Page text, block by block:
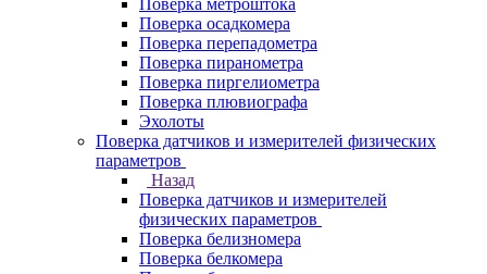
Поверка метроштока
Поверка осадкомера
Поверка перепадометра
Поверка пиранометра
Поверка пиргелиометра
Поверка плювиографа
Эхолоты
Поверка датчиков и измерителей физических
параметров
Назад
Поверка датчиков и измерителей
физических параметров
Поверка белизномера
Поверка белкомера